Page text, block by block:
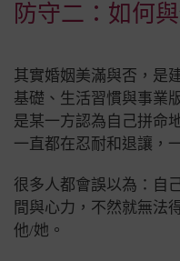
防守二：如何
其實婚姻美滿與否，是
基礎、生活習慣與事業
是某一方認為自己拼命
一直都在忍耐和退讓，
很多人都會誤以為：自
間與心力，不然就無法
他/她。